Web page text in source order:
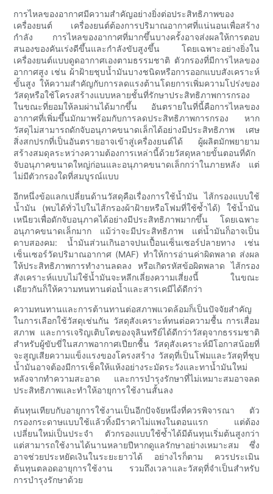
การไหลของอากาศมีความสำคัญอย่างยิ่งต่อประสิทธิภาพของ
เครื่องยนต์ เครื่องยนต์ต้องการปริมาณอากาศที่แน่นอนเพื่อสร้าง
กำลัง การไหลของอากาศที่มากขึ้นบางครั้งอาจส่งผลให้การตอบ
สนองของคันเร่งดีขึ้นและกำลังขับสูงขึ้น โดยเฉพาะอย่างยิ่งใน
เครื่องยนต์แบบดูดอากาศเองตามธรรมชาติ ตัวกรองที่มีการไหลของ
อากาศสูง เช่น ผ้าฝ้ายชุบน้ำมันบางชนิดหรือการออกแบบสังเคราะห์
ขั้นสูง ให้ความสำคัญกับการลดแรงต้านโดยการเพิ่มความโปร่งของ
วัสดุหรือใช้โครงสร้างแบบหลายชั้นที่รักษาประสิทธิภาพการกรอง
ในขณะที่ยอมให้ลมผ่านได้มากขึ้น อันตรายในที่นี้คือการไหลของ
อากาศที่เพิ่มขึ้นมักมาพร้อมกับการลดประสิทธิภาพการกรอง หาก
วัสดุไม่สามารถดักจับอนุภาคขนาดเล็กได้อย่างมีประสิทธิภาพ เศษ
สิ่งสกปรกที่เป็นอันตรายอาจเข้าสู่เครื่องยนต์ได้ ผู้ผลิตมักพยายาม
สร้างสมดุลระหว่างความต้องการเหล่านี้ด้วยวัสดุหลายขั้นตอนที่ดัก
จับอนุภาคขนาดใหญ่ก่อนและอนุภาคขนาดเล็กกว่าในภายหลัง แต่
ไม่มีตัวกรองใดที่สมบูรณ์แบบ
อีกหนึ่งข้อแลกเปลี่ยนด้านวัสดุคือเรื่องการใช้น้ำมัน ไส้กรองแบบใช้
น้ำมัน (พบได้ทั่วไปในไส้กรองผ้าฝ้ายหรือโฟมที่ใช้ซ้ำได้) ใช้น้ำมัน
เหนียวเพื่อดักจับอนุภาคได้อย่างมีประสิทธิภาพมากขึ้น โดยเฉพาะ
อนุภาคขนาดเล็กมาก แม้ว่าจะมีประสิทธิภาพ แต่น้ำมันก็อาจเป็น
ดาบสองคม: น้ำมันส่วนเกินอาจปนเปื้อนเซ็นเซอร์ปลายทาง เช่น
เซ็นเซอร์วัดปริมาณอากาศ (MAF) ทำให้การอ่านค่าผิดพลาด ส่งผล
ให้ประสิทธิภาพการทำงานลดลง หรือเกิดรหัสข้อผิดพลาด ไส้กรอง
สังเคราะห์แบบไม่ใช้น้ำมันจะหลีกเลี่ยงความเสี่ยงนี้ ในขณะ
เดียวกันก็ให้ความทนทานต่อน้ำและสารเคมีได้ดีกว่า
ความทนทานและการต้านทานต่อสภาพแวดล้อมก็เป็นปัจจัยสำคัญ
ในการเลือกใช้วัสดุเช่นกัน วัสดุสังเคราะห์ทนต่อความชื้น การเสื่อม
สภาพ และการเจริญเติบโตของจุลินทรีย์ได้ดีกว่าวัสดุจากธรรมชาติ
สำหรับผู้ขับขี่ในสภาพอากาศเปียกชื้น วัสดุสังเคราะห์มีโอกาสน้อยที่
จะสูญเสียความแข็งแรงของโครงสร้าง วัสดุที่เป็นโฟมและวัสดุที่ชุบ
น้ำมันอาจต้องมีการเช็ดให้แห้งอย่างระมัดระวังและทาน้ำมันใหม่
หลังจากทำความสะอาด และการบำรุงรักษาที่ไม่เหมาะสมอาจลด
ประสิทธิภาพและทำให้อายุการใช้งานสั้นลง
ต้นทุนเทียบกับอายุการใช้งานเป็นอีกปัจจัยหนึ่งที่ควรพิจารณา ตัว
กรองกระดาษแบบใช้แล้วทิ้งมีราคาไม่แพงในตอนแรก แต่ต้อง
เปลี่ยนใหม่เป็นประจำ ตัวกรองแบบใช้ซ้ำได้มีต้นทุนเริ่มต้นสูงกว่า
แต่สามารถใช้งานได้นานหลายปีหากดูแลรักษาอย่างเหมาะสม ซึ่ง
อาจช่วยประหยัดเงินในระยะยาวได้ อย่างไรก็ตาม ควรประเมิน
ต้นทุนตลอดอายุการใช้งาน รวมถึงเวลาและวัสดุที่จำเป็นสำหรับ
การบำรุงรักษาด้วย